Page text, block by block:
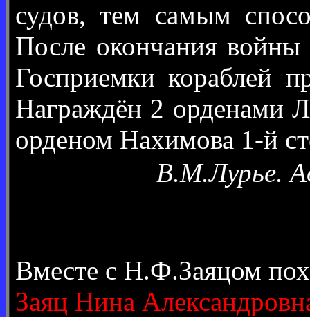
судов, тем самым
После окончания войны
Госприемки кораблей
Награждён 2 орденами
орденом Нахимова 1-й
В.М.Лурье.
Вместе с Н.Ф.Заяцом
Заяц Нина